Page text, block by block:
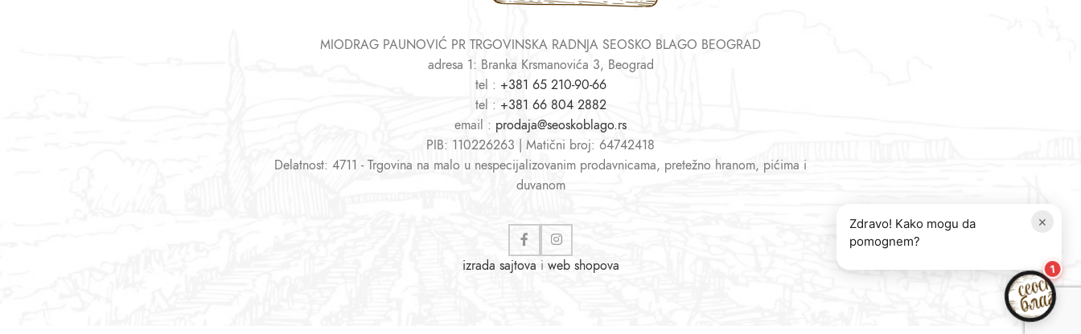
MIODRAG PAUNOVIĆ PR TRGOVINSKA RADNJA SEOSKO BLAGO BEOGRAD
adresa 1: Branka Krsmanovića 3, Beograd
tel : +381 65 210-90-66
tel : +381 66 804 2882
email : prodaja@seoskoblago.rs
PIB: 110226263 | Matični broj: 64742418
Delatnost: 4711 - Trgovina na malo u nespecijalizovanim prodavnicama, pretežno hranom, pićima i
duvanom
izrada sajtova i web shopova
×
Zdravo! Kako mogu da
pomognem?
1